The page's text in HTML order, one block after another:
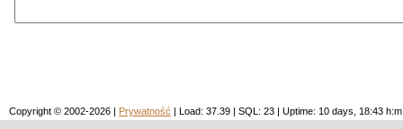
Copyright © 2002-2026 | Prywatność | Load: 37.39 | SQL: 23 | Uptime: 10 days, 18:43